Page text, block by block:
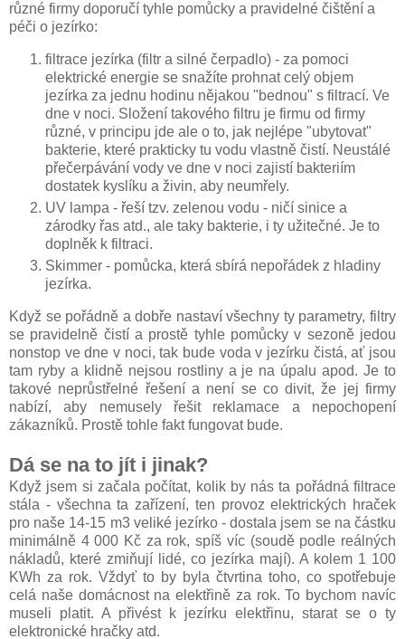
různé firmy doporučí tyhle pomůcky a pravidelné čištění a
péči o jezírko:
filtrace jezírka (filtr a silné čerpadlo) - za pomoci
elektrické energie se snažíte prohnat celý objem
jezírka za jednu hodinu nějakou "bednou" s filtrací. Ve
dne v noci. Složení takového filtru je firmu od firmy
různé, v principu jde ale o to, jak nejlépe "ubytovat"
bakterie, které prakticky tu vodu vlastně čistí. Neustálé
přečerpávání vody ve dne v noci zajistí bakteriím
dostatek kyslíku a živin, aby neumřely.
UV lampa - řeší tzv. zelenou vodu - ničí sinice a
zárodky řas atd., ale taky bakterie, i ty užitečné. Je to
doplněk k filtraci.
Skimmer - pomůcka, která sbírá nepořádek z hladiny
jezírka.
Když se pořádně a dobře nastaví všechny ty parametry, filtry
se pravidelně čistí a prostě tyhle pomůcky v sezoně jedou
nonstop ve dne v noci, tak bude voda v jezírku čistá, ať jsou
tam ryby a klidně nejsou rostliny a je na úpalu apod. Je to
takové neprůstřelné řešení a není se co divit, že jej firmy
nabízí, aby nemusely řešit reklamace a nepochopení
zákazníků. Prostě tohle fakt fungovat bude.
Dá se na to jít i jinak?
Když jsem si začala počítat, kolik by nás ta pořádná filtrace
stála - všechna ta zařízení, ten provoz elektrických hraček
pro naše 14-15 m3 veliké jezírko - dostala jsem se na částku
minimálně 4 000 Kč za rok, spíš víc (soudě podle reálných
nákladů, které zmiňují lidé, co jezírka mají). A kolem 1 100
KWh za rok. Vždyť to by byla čtvrtina toho, co spotřebuje
celá naše domácnost na elektřině za rok. To bychom navíc
museli platit. A přivést k jezírku elektřinu, starat se o ty
elektronické hračky atd.